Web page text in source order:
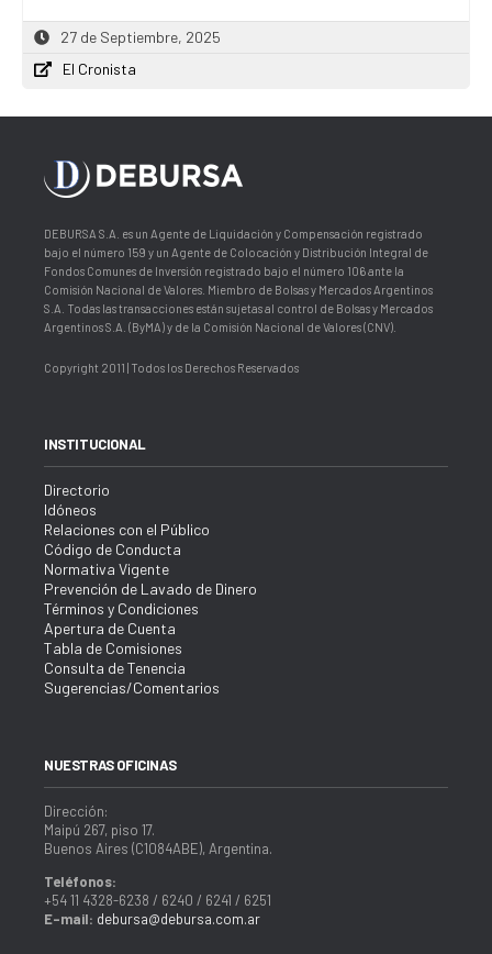
27 de Septiembre, 2025
El Cronista
DEBURSA S.A. es un Agente de Liquidación y Compensación registrado
bajo el número 159 y un Agente de Colocación y Distribución Integral de
Fondos Comunes de Inversión registrado bajo el número 106 ante la
Comisión Nacional de Valores. Miembro de Bolsas y Mercados Argentinos
S.A. Todas las transacciones están sujetas al control de Bolsas y Mercados
Argentinos S.A. (ByMA) y de la Comisión Nacional de Valores (CNV).
Copyright 2011 | Todos los Derechos Reservados
INSTITUCIONAL
Directorio
Idóneos
Relaciones con el Público
Código de Conducta
Normativa Vigente
Prevención de Lavado de Dinero
Términos y Condiciones
Apertura de Cuenta
Tabla de Comisiones
Consulta de Tenencia
Sugerencias/Comentarios
NUESTRAS OFICINAS
Dirección:
Maipú 267, piso 17.
Buenos Aires (C1084ABE), Argentina.
Teléfonos:
+54 11 4328-6238 / 6240 / 6241 / 6251
E-mail: debursa@debursa.com.ar